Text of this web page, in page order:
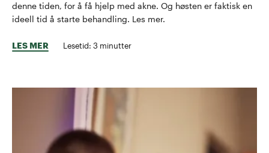
denne tiden, for å få hjelp med akne. Og høsten er faktisk en
ideell tid å starte behandling. Les mer.
LES MER Lesetid: 3 minutter